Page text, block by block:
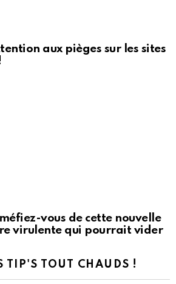
aux pièges sur les sites
vous de cette nouvelle
virulente qui pourrait vider
TIP'S TOUT CHAUDS !